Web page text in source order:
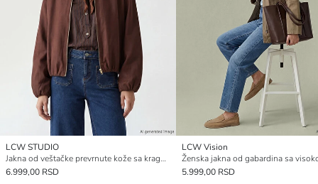
LCW STUDIO
Jakna od veštačke prevrnute kože sa kragnom košulje, prevelika, za žene
6.999,00 RSD
LCW Vision
5.999,00 RSD